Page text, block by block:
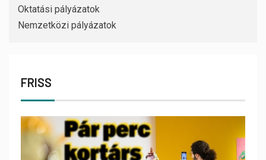
Oktatási pályázatok
Nemzetközi pályázatok
FRISS